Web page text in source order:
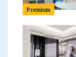
Premium